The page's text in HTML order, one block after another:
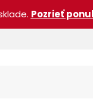
Pozrieť